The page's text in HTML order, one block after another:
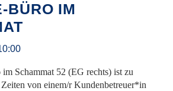
BÜRO IM
Schammat 52 (EG rechts) ist zu
Zeiten von einem/r Kundenbetreuer*in